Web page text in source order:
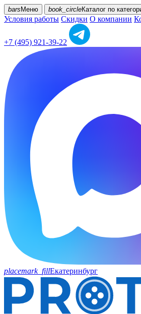
bars Меню book_circleКаталог по
Условия работы Скидки О компании
+7 (495) 921-39-22
placemark_fillЕкатеринбург